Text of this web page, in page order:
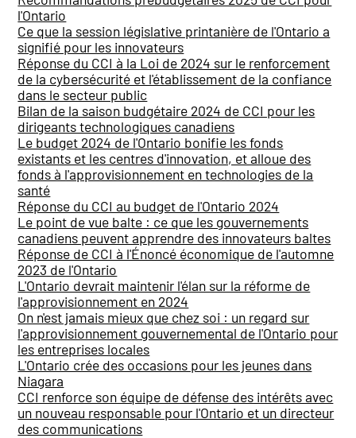
l'Ontario
Ce que la session législative printanière de l'Ontario a
signifié pour les innovateurs
Réponse du CCI à la Loi de 2024 sur le renforcement
de la cybersécurité et l'établissement de la confiance
dans le secteur public
Bilan de la saison budgétaire 2024 de CCI pour les
dirigeants technologiques canadiens
Le budget 2024 de l'Ontario bonifie les fonds
existants et les centres d'innovation, et alloue des
fonds à l'approvisionnement en technologies de la
santé
Réponse du CCI au budget de l'Ontario 2024
Le point de vue balte : ce que les gouvernements
canadiens peuvent apprendre des innovateurs baltes
Réponse de CCI à l'Énoncé économique de l'automne
2023 de l'Ontario
L'Ontario devrait maintenir l'élan sur la réforme de
l'approvisionnement en 2024
On n'est jamais mieux que chez soi : un regard sur
l'approvisionnement gouvernemental de l'Ontario pour
les entreprises locales
L'Ontario crée des occasions pour les jeunes dans
Niagara
CCI renforce son équipe de défense des intérêts avec
un nouveau responsable pour l'Ontario et un directeur
des communications